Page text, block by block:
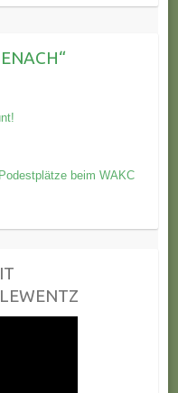
beim WAKC